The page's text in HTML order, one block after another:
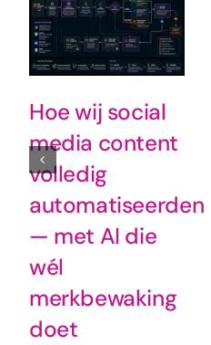
Hoe wij social
media content
volledig
automatiseerden
— met AI die
wél
merkbewaking
doet